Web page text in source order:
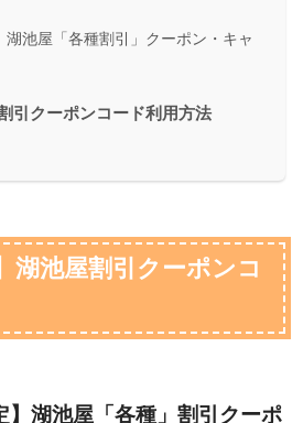
湖池屋「各種割引」クーポン・キャ
引クーポンコード利用方法
湖池屋割引クーポンコ
】湖池屋「各種」割引クーポ